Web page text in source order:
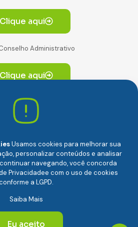
Clique aqui
Administrativo
Clique aqui
Conjunto 14, (Edifício Paulista) -
Consolação – São Paulo/SP
Economia Digital (camara-e.net) |
Usamos cookies para melhorar sua
personalizar conteúdos e analisar
navegando, você concorda
Privacidadee com o uso de cookies
a LGPD.
Saiba Mais
Eu aceito